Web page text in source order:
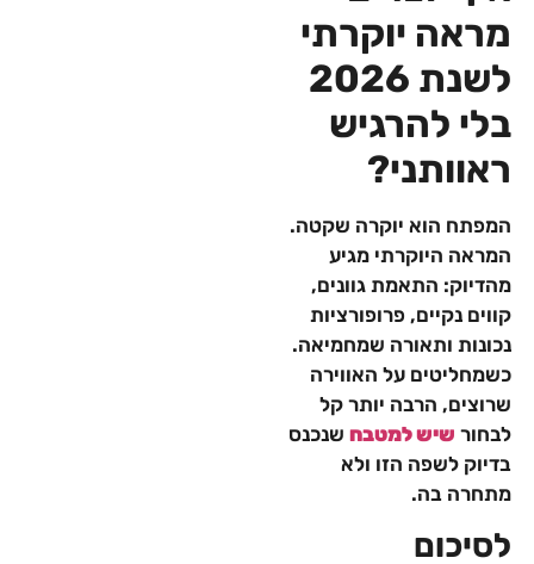
מראה יוקרתי
לשנת 2026
בלי להרגיש
ראוותני?
המפתח הוא יוקרה שקטה.
המראה היוקרתי מגיע
מהדיוק: התאמת גוונים,
קווים נקיים, פרופורציות
נכונות ותאורה שמחמיאה.
כשמחליטים על האווירה
שרוצים, הרבה יותר קל
לבחור שיש למטבח שנכנס
בדיוק לשפה הזו ולא
מתחרה בה.
לסיכום